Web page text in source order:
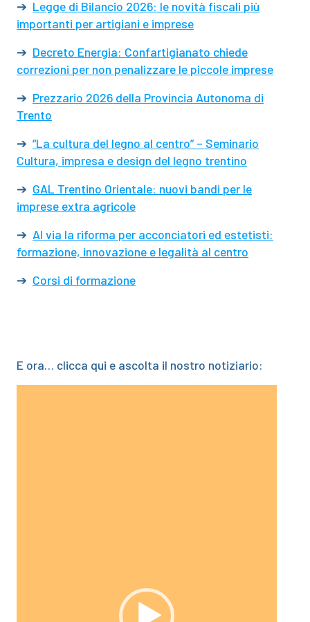
➔ Legge di Bilancio 2026: le novità fiscali più
importanti per artigiani e imprese
➔ Decreto Energia: Confartigianato chiede
correzioni per non penalizzare le piccole imprese
➔ Prezzario 2026 della Provincia Autonoma di
Trento
➔ “La cultura del legno al centro” – Seminario
Cultura, impresa e design del legno trentino
➔ GAL Trentino Orientale: nuovi bandi per le
imprese extra agricole
➔ Al via la riforma per acconciatori ed estetisti:
formazione, innovazione e legalità al centro
➔ Corsi di formazione
E ora… clicca qui e ascolta il nostro notiziario: